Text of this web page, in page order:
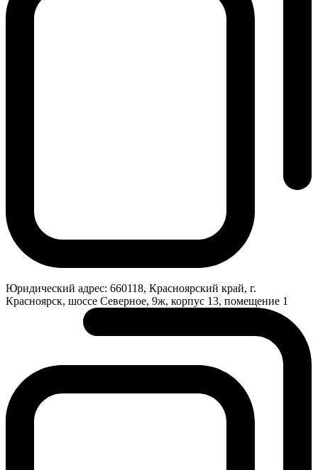
Юридический адрес: 660118, Красноярский край, г.
Красноярск, шоссе Северное, 9ж, корпус 13, помещение 1